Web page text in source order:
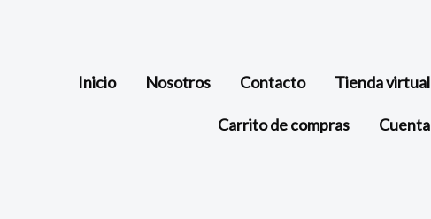
Inicio Nosotros Contacto Tienda virtual
Carrito de compras Cuenta